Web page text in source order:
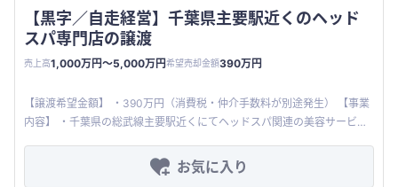
【黒字／自走経営】千葉県主要駅近くのヘッド
スパ専門店の譲渡
売上高1,000万円〜5,000万円希望売却金額390万円
【譲渡希望金額】 ・390万円（消費税・仲介手数料が別途発生） 【事業
内容】 ・千葉県の総武線主要駅近くにてヘッドスパ関連の美容サービス
お気に入り